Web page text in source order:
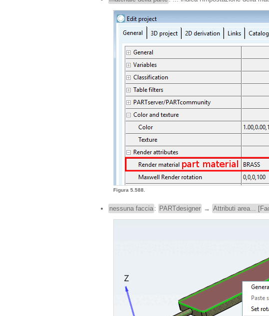
Figura 5.588.
nessuna faccia : PARTdesigner → Attributi area...